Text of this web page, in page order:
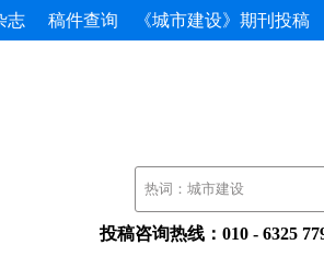
志 稿件查询 《城市建设》期刊投稿
投稿咨询热线：010-